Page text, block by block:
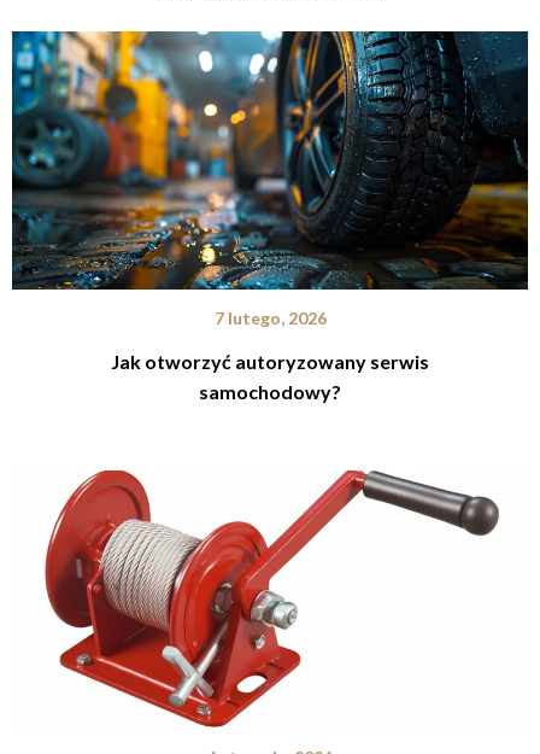
7 lutego, 2026
Jak otworzyć autoryzowany serwis
samochodowy?